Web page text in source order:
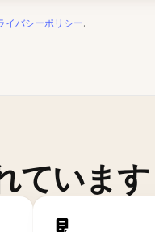
イバシーポリシー.
ています